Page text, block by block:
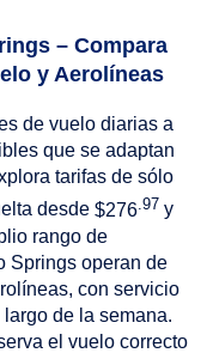
– Compara
y Aerolíneas
de vuelo diarias a
que se adaptan
tarifas de sólo
desde $276 .97 y
rango de
Springs operan de
con servicio
de la semana.
el vuelo correcto